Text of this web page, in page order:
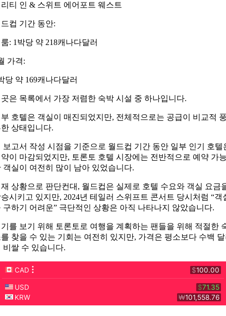
티 인 & 스위트 에어포트 웨스트
컵 기간 동안:
: 1박당 약 218캐나다달러
가격:
당 약 169캐나다달러
은 목록에서 가장 저렴한 숙박 시설 중 하나입니다.
호텔은 객실이 매진되었지만, 전체적으로는 공급이 비교적
상태입니다.
보고서 작성 시점을 기준으로 월드컵 기간 동안 일부 인기 호텔
이 마감되었지만, 토론토 호텔 시장에는 전반적으로 예약 가
객실이 여전히 많이 남아 있었습니다.
상황으로 판단컨대, 월드컵은 실제로 호텔 수요와 객실 요금
시키고 있지만, 2024년 테일러 스위프트 콘서트 당시처럼 “객
구하기 어려운” 극단적인 상황은 아직 나타나지 않았습니다.
를 보기 위해 토론토로 여행을 계획하는 팬들을 위해 적절한
찾을 수 있는 기회는 여전히 있지만, 가격은 평소보다 수백
비쌀 수 있습니다.